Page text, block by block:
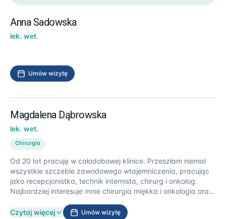
Anna Sadowska
lek. wet.
Umów wizytę
Magdalena Dąbrowska
lek. wet.
Chirurgia
Od 20 lat pracuję w całodobowej klinice. Przeszłam niemal
wszystkie szczeble zawodowego wtajemniczenia, pracując
jako recepcjonistka, technik internista, chirurg i onkolog.
Najbardziej interesuje mnie chirurgia miękka i onkologia oraz
uzupełnienie leczenia poprzez chemioterapię, jeśli występuje
Czytaj więcej Umów wizytę